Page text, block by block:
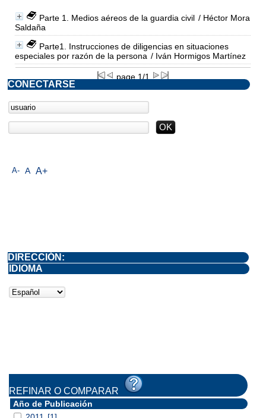
Parte 1. Medios aéreos de la guardia civil / Héctor Mora
Saldaña
Parte1. Instrucciones de diligencias en situaciones
especiales por razón de la persona / Iván Hormigos Martínez
page 1/1
A- A A+
CONECTARSE
DIRECCIÓN:
IDIOMA
REFINAR O COMPARAR
Año de Publicación